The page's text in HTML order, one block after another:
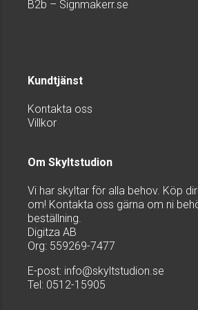
B2b – Signmakerr.se
Kundtjänst
Kontakta oss
Villkor
Om Skyltstudion
Vi har skyltar för alla behov. Köp
om! Kontakta oss gärna om ni
beställning.
Digitza AB
Org: 559269-7477
E-post: info@skyltstudion.se
Tel: 0512-15905